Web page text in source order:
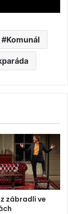
Komunál
zábradlí ve